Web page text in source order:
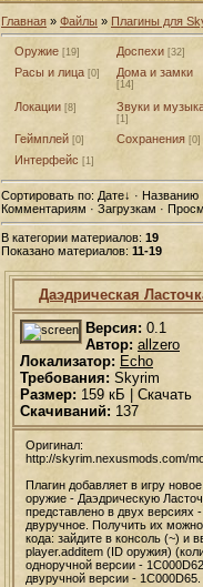
Главная » Файлы » Плагины для
Оружие [19] Доспехи [32]
Расы и лица [0] Дома и замки
[14]
Локации [8] Звуки и
[1]
Геймплей [0] Сохранения [0]
Интерфейс [1]
Сортировать по: Дате↓ · Названию
Комментариям · Загрузкам ·
В категории материалов: 19
Показано материалов: 11-19
Даэдрическая
Версия: 0.1
Автор: allzero
Локализатор: Echo
Требования: Skyrim
Размер: 159 кБ | Скачать
Скачиваний: 137
Оригинал:
http://skyrim.nexusmods.com/
Плагин добавляет в игру
оружие - Даэдрическую
представлено в двух версиях
двуручное. Получить их
кода: зайдите в консоль (~) и
player.additem (ID оружия)
одноручной версии -
двуручной версии - 1С000D65.